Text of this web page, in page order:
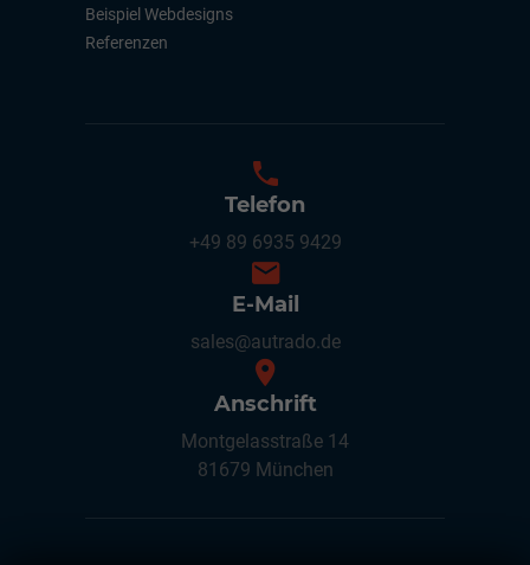
Beispiel Webdesigns
Referenzen
Telefon
+49 89 6935 9429
E-Mail
sales@autrado.de
Anschrift
Montgelasstraße 14
81679 München